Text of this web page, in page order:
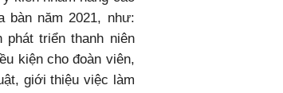
bàn năm 2021, như:
triển thanh niên
kiện cho đoàn viên,
giới thiệu việc làm